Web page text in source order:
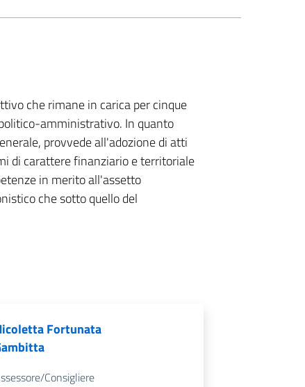
che rimane in carica per cinque
amministrativo. In quanto
provvede all'adozione di atti
di carattere finanziario e territoriale
in merito all'assetto
che sotto quello del
Fortunata
Consigliere